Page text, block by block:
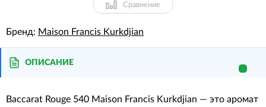
Сравнение
Бренд: Maison Francis Kurkdjian
ОПИСАНИЕ
Baccarat Rouge 540 Maison Francis Kurkdjian — это аромат